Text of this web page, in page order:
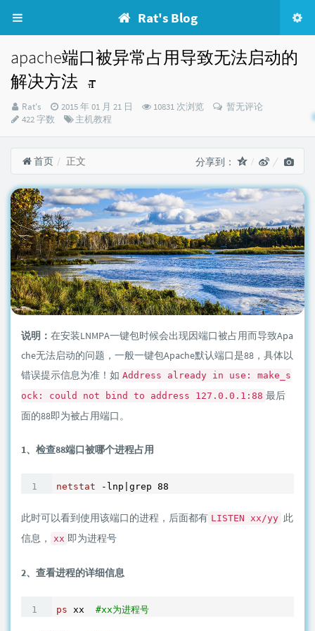
Rat's Blog
apache端口被异常占用导致无法启动的
解决方法
博
主：
Rat's
发
布
2015 年 01 月 21 日 10831 次浏览
暂无评论
422 字数
分
主机教程
首页 正文 分享到：
说明： 在安装LNMPA一键包时候会出现因端口被占用而导致Apa
che无法启动的问题，一般一键包Apache默认端口是88，具体以
错误提示信息为准！如 Address already in use: make_s
ock: could not bind to address 127.0.0.1:88 最后
面的88即为被占用端口。
1、检查88端口被哪个进程占用
netstat -lnp|grep 88
此时可以看到使用该端口的进程，后面都有 LISTEN xx/yy 此
信息，
xx 即为进程号
2、查看进程的详细信息
ps xx #xx为进程号